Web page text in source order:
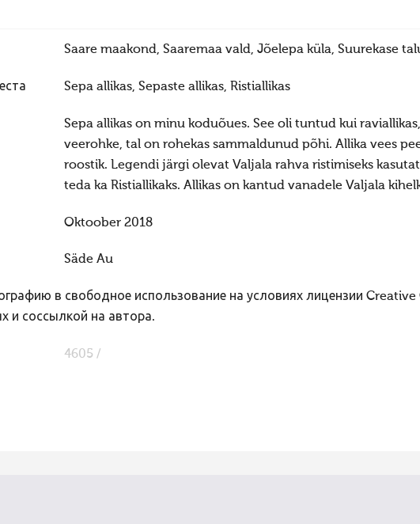
Saare maakond, Saaremaa vald, Jõelepa küla, Suurekase
Sepa allikas, Sepaste allikas, Ristiallikas
Sepa allikas on minu koduõues. See oli tuntud kui
veerohke, tal on rohekas sammaldunud põhi. Allika vees
roostik. Legendi järgi olevat Valjala rahva ristimiseks
teda ka Ristiallikaks. Allikas on kantud vanadele Valjala
Oktoober 2018
Säde Au
в свободное использование на условиях лицензии
и соссылкой на автора.
4605 /